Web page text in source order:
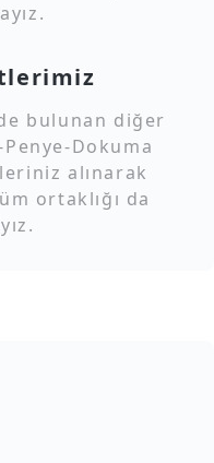
bulunan diğer
Dokuma
alınarak
ortaklığı da